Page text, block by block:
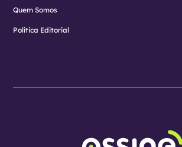
Quem Somos
Política Editorial